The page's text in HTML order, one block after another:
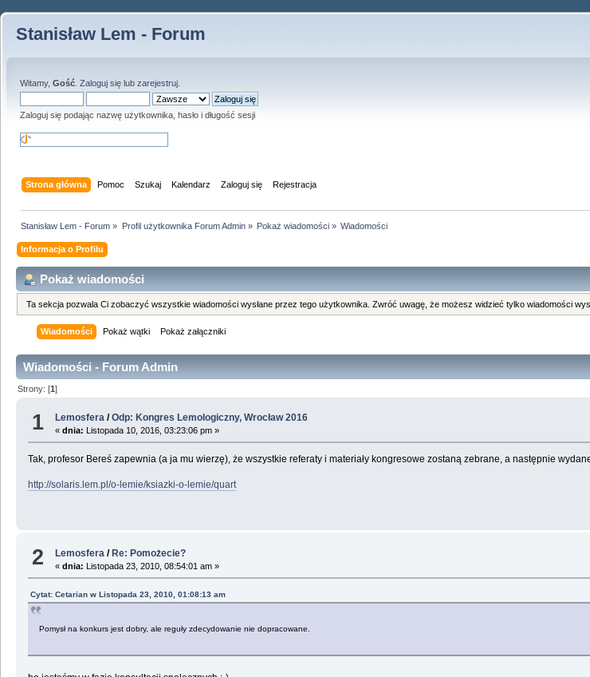
Stanisław Lem - Forum
Witamy, Gość Zaloguj się lub zarejestruj
Zaloguj się podając nazwę użytkownika, hasło i długość sesji
Strona główna Pomoc Szukaj Kalendarz Zaloguj się Rejestracja
Stanisław Lem - Forum » Profil użytkownika Forum Admin» Pokaż wiadomości» Wiadomości
Informacja o Profilu
Pokaż wiadomości
Ta sekcja pozwala Ci zobaczyć wszystkie wiadomości wysłane przez tego użytkownika. Zwróć uwagę, że możesz widzieć tylko wiadomości
Wiadomości Pokaż wątki Pokaż załączniki
Wiadomości - Forum Admin
Strony: [1]
1 Lemosfera /Odp: Kongres Lemologiczny, Wrocław 2016
«dnia: Listopada 10, 2016, 03:23:06 pm »
Tak, profesor Bereś zapewnia (a ja mu wierzę), że wszystkie referaty i materiały kongresowe zostaną zebrane, a następnie
http://solaris.lem.pl/o-lemie/ksiazki-o-lemie/quart
2 Lemosfera /Re: Pomożecie?
«dnia: Listopada 23, 2010, 08:54:01 am »
Cytat: Cetarian w Listopada 23, 2010, 01:08:13 am
Pomysł na konkurs jest dobry, ale reguły zdecydowanie nie dopracowane.